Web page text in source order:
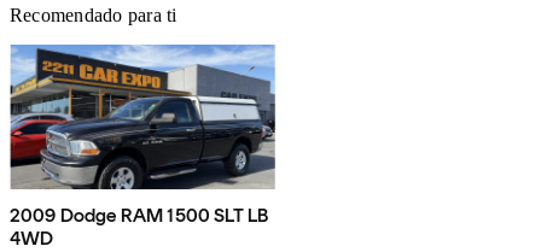
Recomendado para ti
2009 Dodge RAM 1500 SLT LB
4WD